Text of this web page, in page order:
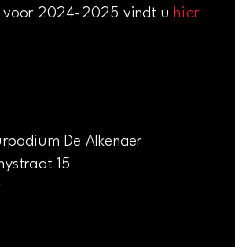
voor 2024-2025 vindt uhier
De Alkenaer
15